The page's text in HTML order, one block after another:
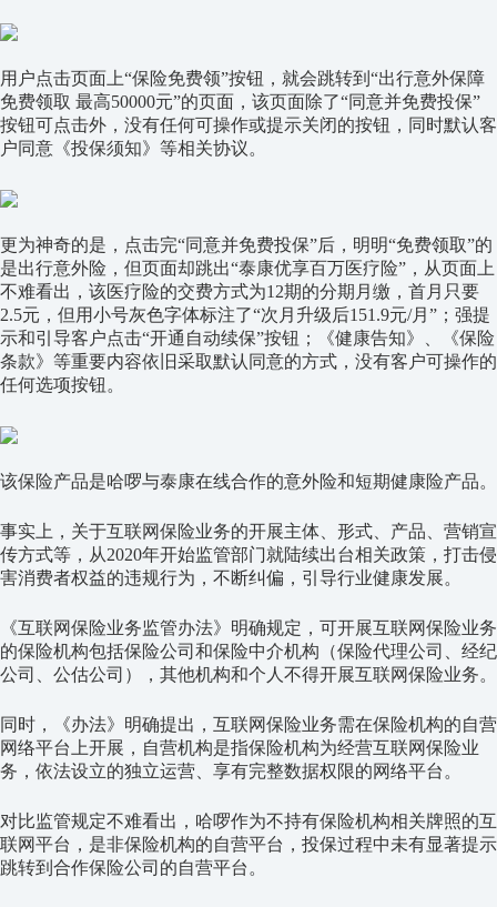
用户点击页面上“保险免费领”按钮，就会跳转到“出行意外保障
免费领取 最高50000元”的页面，该页面除了“同意并免费投保”
按钮可点击外，没有任何可操作或提示关闭的按钮，同时默认客
户同意《投保须知》等相关协议。
更为神奇的是，点击完“同意并免费投保”后，明明“免费领取”的
是出行意外险，但页面却跳出“泰康优享百万医疗险”，从页面上
不难看出，该医疗险的交费方式为12期的分期月缴，首月只要
2.5元，但用小号灰色字体标注了“次月升级后151.9元/月”；强提
示和引导客户点击“开通自动续保”按钮；《健康告知》、《保险
条款》等重要内容依旧采取默认同意的方式，没有客户可操作的
任何选项按钮。
该保险产品是哈啰与泰康在线合作的意外险和短期健康险产品。
事实上，关于互联网保险业务的开展主体、形式、产品、营销宣
传方式等，从2020年开始监管部门就陆续出台相关政策，打击侵
害消费者权益的违规行为，不断纠偏，引导行业健康发展。
《互联网保险业务监管办法》明确规定，可开展互联网保险业务
的保险机构包括保险公司和保险中介机构（保险代理公司、经纪
公司、公估公司），其他机构和个人不得开展互联网保险业务。
同时，《办法》明确提出，互联网保险业务需在保险机构的自营
网络平台上开展，自营机构是指保险机构为经营互联网保险业
务，依法设立的独立运营、享有完整数据权限的网络平台。
对比监管规定不难看出，哈啰作为不持有保险机构相关牌照的互
联网平台，是非保险机构的自营平台，投保过程中未有显著提示
跳转到合作保险公司的自营平台。